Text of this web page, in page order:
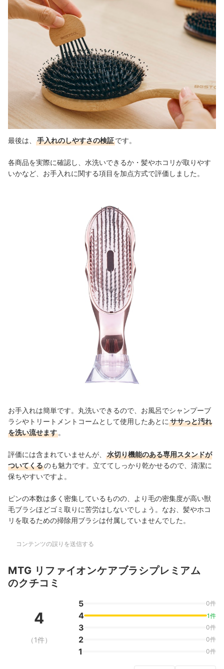
最後は、 手入れのしやすさの検証です。
各商品を実際に確認し、水洗いできるか・髪やホコリが取りやす
いかなど、お手入れに関する項目を加点方式で評価しました。
お手入れは簡単です。丸洗いできるので、お風呂でシャンプーブ
ラシやトリートメントコームとして使用したあとに ササっと汚れ
を洗い流せます 。
評価には含まれていませんが、
水切り機能のある専用スタンドが
ついてくるのも魅力です。立ててしっかり乾かせるので、清潔に
保ちやすいですよ。
ピンの本数は多く密集しているものの、より毛の密集度が高い獣
毛ブラシほどゴミ取りに苦労はしないでしょう。なお、 髪やホコ
リを取るための掃除用ブラシは付属していませんでした。
コンテンツの誤りを送信する
MTG リファイオンケアブラシプレミアム
のクチコミ
4
（1件）
5 0件
4 1件
3 0件
2 0件
1 0件